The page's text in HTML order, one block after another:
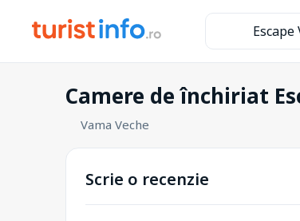
Escape
Camere de închiriat
Vama Veche
Scrie o recenzie